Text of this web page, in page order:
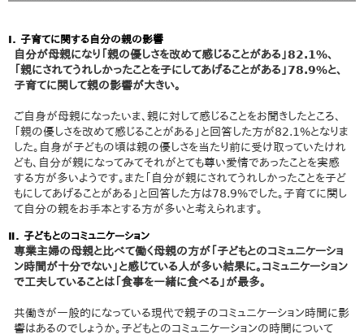
Ⅰ. 子育てに関する自分の親の影響
自分が母親になり「親の優しさを改めて感じることがある」82.1%、
「親にされてうれしかったことを子にしてあげることがある」78.9%と、
子育てに関して親の影響が大きい。
ご自身が母親になったいま、親に対して感じることをお聞きしたところ、
「親の優しさを改めて感じることがある」と回答した方が82.1%となりま
した。自身が子どもの頃は親の優しさを当たり前に受け取っていたけれ
ども、自分が親になってみてそれがとても尊い愛情であったことを実感
する方が多いようです。また「自分が親にされてうれしかったことを子ど
もにしてあげることがある」と回答した方は78.9%でした。子育てに関し
て自分の親をお手本とする方が多いと考えられます。
Ⅱ. 子どもとのコミュニケーション
専業主婦の母親と比べて働く母親の方が「子どもとのコミュニケーショ
ン時間が十分でない」と感じている人が多い結果に。コミュニケーション
で工夫していることは「食事を一緒に食べる」が最多。
共働きが一般的になっている現代で親子のコミュニケーション時間に影
響はあるのでしょうか。子どもとのコミュニケーションの時間について